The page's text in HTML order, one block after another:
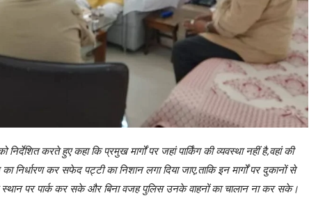
निर्देशित करते हुए कहा कि प्रमुख मार्गों पर जहां पार्किंग की व्यवस्था नहीं है,वहां की
कर सफेद पट्टी का निशान लगा दिया जाए,ताकि इन मार्गों पर दुकानों से
पर पार्क कर सके और बिना वजह पुलिस उनके वाहनों का चालान ना कर सके।